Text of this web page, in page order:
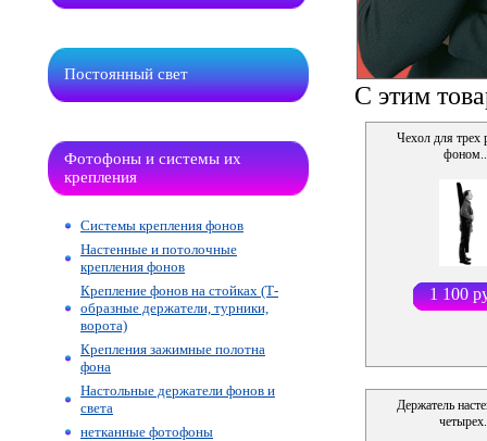
Постоянный свет
Фотофоны и системы их
крепления
Системы крепления фонов
Настенные и потолочные
крепления фонов
Крепление фонов на стойках (Т-
образные держатели, турники,
ворота)
Крепления зажимные полотна
фона
Настольные держатели фонов и
света
нетканные фотофоны
С этим
Чехол для трех
1 100
Держатель